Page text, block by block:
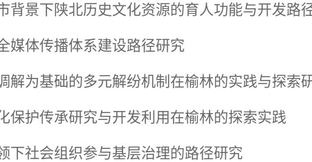
背景下陕北历史文化资源的育人功能与开发路
媒体传播体系建设路径研究
解为基础的多元解纷机制在榆林的实践与探索
保护传承研究与开发利用在榆林的探索实践
下社会组织参与基层治理的路径研究